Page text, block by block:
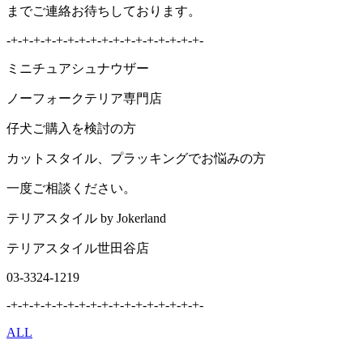
までご連絡お待ちしております。
-+-+-+-+-+-+-+-+-+-+-+-+-+-+-+-+-+-
ミニチュアシュナウザー
ノーフォークテリア専門店
仔犬ご購入を検討の方
カットスタイル、プラッキングでお悩みの方
一度ご相談ください。
テリアスタイル by Jokerland
テリアスタイル世田谷店
03-3324-1219
-+-+-+-+-+-+-+-+-+-+-+-+-+-+-+-+-+-
ALL